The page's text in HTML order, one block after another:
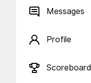
Messages
Profile
Scoreboard